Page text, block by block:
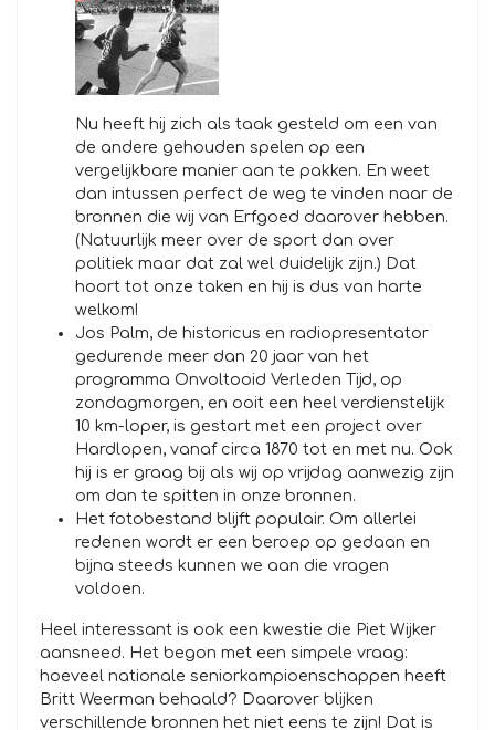
Nu heeft hij zich als taak gesteld om een van
de andere gehouden spelen op een
vergelijkbare manier aan te pakken. En weet
dan intussen perfect de weg te vinden naar de
bronnen die wij van Erfgoed daarover hebben.
(Natuurlijk meer over de sport dan over
politiek maar dat zal wel duidelijk zijn.) Dat
hoort tot onze taken en hij is dus van harte
welkom!
Jos Palm, de historicus en radiopresentator
gedurende meer dan 20 jaar van het
programma Onvoltooid Verleden Tijd, op
zondagmorgen, en ooit een heel verdienstelijk
10 km-loper, is gestart met een project over
Hardlopen, vanaf circa 1870 tot en met nu. Ook
hij is er graag bij als wij op vrijdag aanwezig zijn
om dan te spitten in onze bronnen.
Het fotobestand blijft populair. Om allerlei
redenen wordt er een beroep op gedaan en
bijna steeds kunnen we aan die vragen
voldoen.
Heel interessant is ook een kwestie die Piet Wijker
aansneed. Het begon met een simpele vraag:
hoeveel nationale seniorkampioenschappen heeft
Britt Weerman behaald? Daarover blijken
verschillende bronnen het niet eens te zijn! Dat is